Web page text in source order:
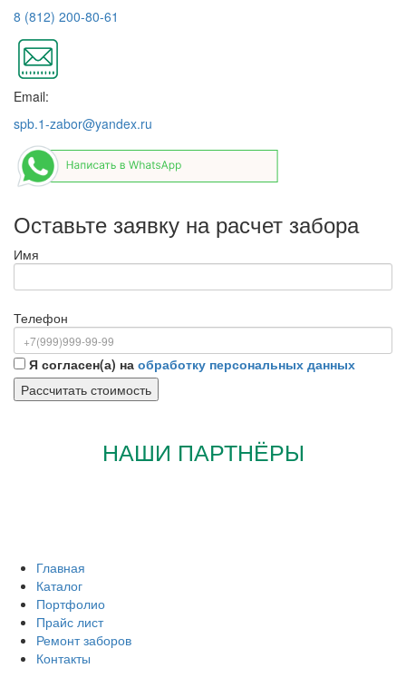
8 (812) 200-80-61
Email:
spb.1-zabor@yandex.ru
Оставьте заявку на расчет забора
Имя
Телефон
Я согласен(а) на обработку персональных данных
НАШИ ПАРТНЁРЫ
Главная
Каталог
Портфолио
Прайс лист
Ремонт заборов
Контакты